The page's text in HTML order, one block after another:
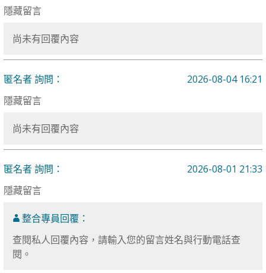
隱藏留言
尚未有回覆內容
匿名者 詢問：
2026-08-04 16:21
隱藏留言
尚未有回覆內容
匿名者 詢問：
2026-08-01 21:33
隱藏留言
整合專員回覆：
查閱私人回覆內容，請輸入您的留言姓名與行動電話查
閱。